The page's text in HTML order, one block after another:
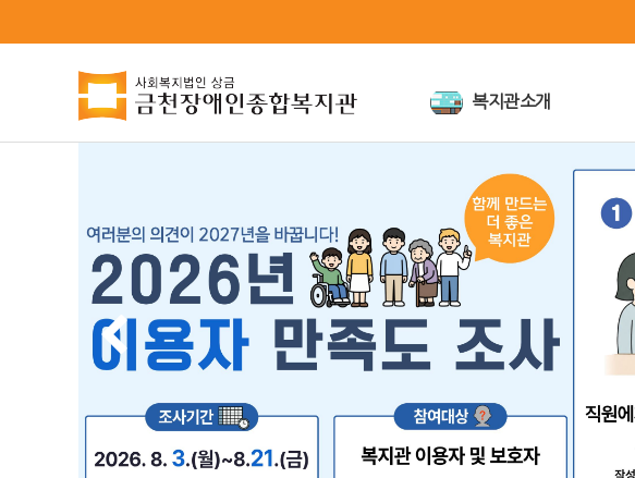
복지관소개
미션과비전
연혁
인권경영
조직도
위원회
시설안내/대관및대여
오시는 길